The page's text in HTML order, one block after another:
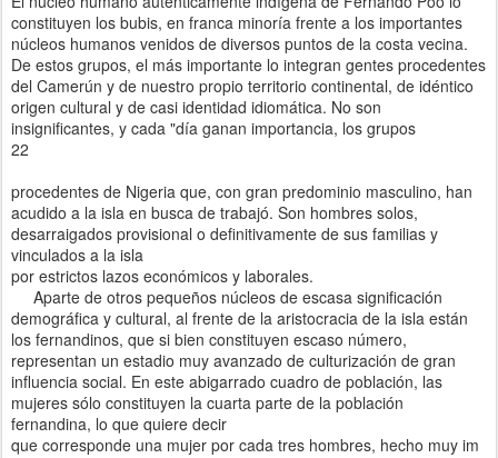
constituyen los bubis, en franca minoría frente a los importantes
núcleos humanos venidos de diversos puntos de la costa vecina.
De estos grupos, el más importante lo integran gentes procedentes
del Camerún y de nuestro propio territorio continental, de idéntico
origen cultural y de casi identidad idiomática. No son
insignificantes, y cada "día ganan importancia, los grupos
22
procedentes de Nigeria que, con gran predominio masculino, han
acudido a la isla en busca de trabajó. Son hombres solos,
desarraigados provisional o definitivamente de sus familias y
vinculados a la isla
por estrictos lazos económicos y laborales.
Aparte de otros pequeños núcleos de escasa significación
demográfica y cultural, al frente de la aristocracia de la isla están
los fernandinos, que si bien constituyen escaso número,
representan un estadio muy avanzado de culturización de gran
influencia social. En este abigarrado cuadro de población, las
mujeres sólo constituyen la cuarta parte de la población
fernandina, lo que quiere decir
que corresponde una mujer por cada tres hombres, hecho muy im